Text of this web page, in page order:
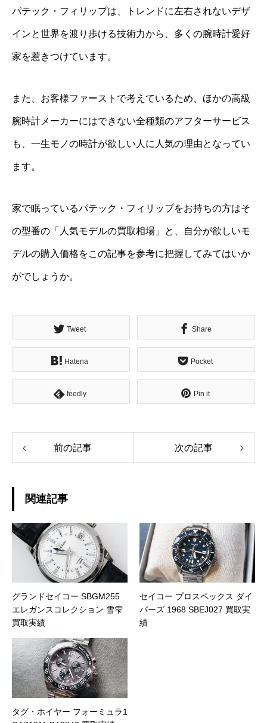
パテック・フィリップは、トレンドに左右されないデザ
インと世界を渡り歩ける技術力から、多くの腕時計愛好
家を惹きつけています。
また、お客様ファーストで考えているため、ほかの高級
腕時計メーカーにはできない全種類のアフターサービス
も、一生モノの時計が欲しい人に人気の理由となってい
ます。
家で眠っているパテック・フィリップをお持ちの方はそ
の型番の「人気モデルの買取相場」と、自分が欲しいモ
デルの購入価格をこの記事を参考に把握してみてはいか
がでしょうか。
Tweet Share
Hatena Pocket
feedly Pin it
前の記事 次の記事
関連記事
グランドセイコー SBGM255
エレガンスコレクション 雪雫
買取実績
セイコー プロスペックス ダイ
バーズ 1968 SBEJ027 買取実
績
タグ・ホイヤー フォーミュラ1